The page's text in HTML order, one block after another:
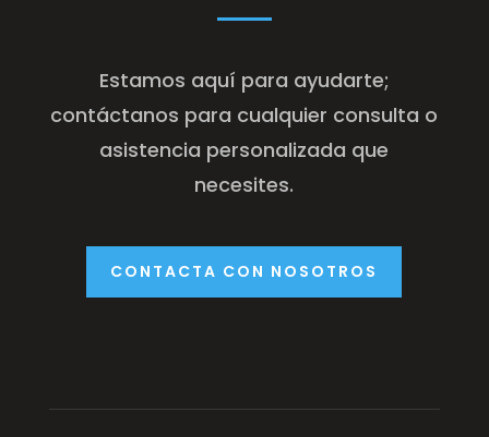
Estamos aquí para ayudarte;
contáctanos para cualquier consulta o
asistencia personalizada que
necesites.
CONTACTA CON NOSOTROS